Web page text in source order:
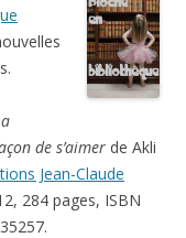
de s’aimer de Akli
Jean-Claude
284 pages, ISBN